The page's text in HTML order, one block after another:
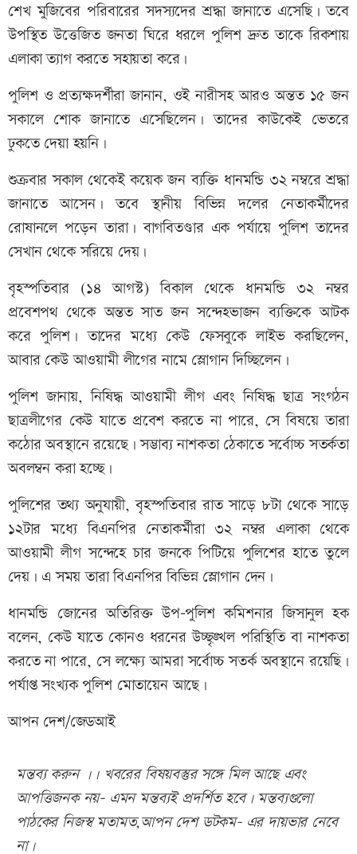
শেখ মুজিবের পরিবারের সদস্যদের শ্রদ্ধা জানাতে এসেছি। তবে
উপস্থিত উত্তেজিত জনতা ঘিরে ধরলে পুলিশ দ্রুত তাকে রিকশায়
এলাকা ত্যাগ করতে সহায়তা করে।
পুলিশ ও প্রত্যক্ষদর্শীরা জানান, ওই নারীসহ আরও অন্তত ১৫ জন
সকালে শোক জানাতে এসেছিলেন। তাদের কাউকেই ভেতরে
ঢুকতে দেয়া হয়নি।
শুক্রবার সকাল থেকেই কয়েক জন ব্যক্তি ধানমন্ডি ৩২ নম্বরে শ্রদ্ধা
জানাতে আসেন। তবে স্থানীয় বিভিন্ন দলের নেতাকর্মীদের
রোষানলে পড়েন তারা। বাগবিতণ্ডার এক পর্যায়ে পুলিশ তাদের
সেখান থেকে সরিয়ে দেয়।
বৃহস্পতিবার (১৪ আগস্ট) বিকাল থেকে ধানমন্ডি ৩২ নম্বর
প্রবেশপথ থেকে অন্তত সাত জন সন্দেহভাজন ব্যক্তিকে আটক
করে পুলিশ। তাদের মধ্যে কেউ ফেসবুকে লাইভ করছিলেন,
আবার কেউ আওয়ামী লীগের নামে স্লোগান দিচ্ছিলেন।
পুলিশ জানায়, নিষিদ্ধ আওয়ামী লীগ এবং নিষিদ্ধ ছাত্র সংগঠন
ছাত্রলীগের কেউ যাতে প্রবেশ করতে না পারে, সে বিষয়ে তারা
কঠোর অবস্থানে রয়েছে। সম্ভাব্য নাশকতা ঠেকাতে সর্বোচ্চ সতর্কতা
অবলম্বন করা হচ্ছে।
পুলিশের তথ্য অনুযায়ী, বৃহস্পতিবার রাত সাড়ে ৮টা থেকে সাড়ে
১২টার মধ্যে বিএনপির নেতাকর্মীরা ৩২ নম্বর এলাকা থেকে
আওয়ামী লীগ সন্দেহে চার জনকে পিটিয়ে পুলিশের হাতে তুলে
দেয়। এ সময় তারা বিএনপির বিভিন্ন স্লোগান দেন।
ধানমন্ডি জোনের অতিরিক্ত উপ-পুলিশ কমিশনার জিসানুল হক
বলেন, কেউ যাতে কোনও ধরনের উচ্ছৃঙ্খল পরিস্থিতি বা নাশকতা
করতে না পারে, সে লক্ষ্যে আমরা সর্বোচ্চ সতর্ক অবস্থানে রয়েছি।
পর্যাপ্ত সংখ্যক পুলিশ মোতায়েন আছে।
আপন দেশ/জেডআই
মন্তব্য করুন ।। খবরের বিষয়বস্তুর সঙ্গে মিল আছে এবং
আপত্তিজনক নয়- এমন মন্তব্যই প্রদর্শিত হবে। মন্তব্যগুলো
পাঠকের নিজস্ব মতামত,আপন দেশ ডটকম- এর দায়ভার নেবে
না।